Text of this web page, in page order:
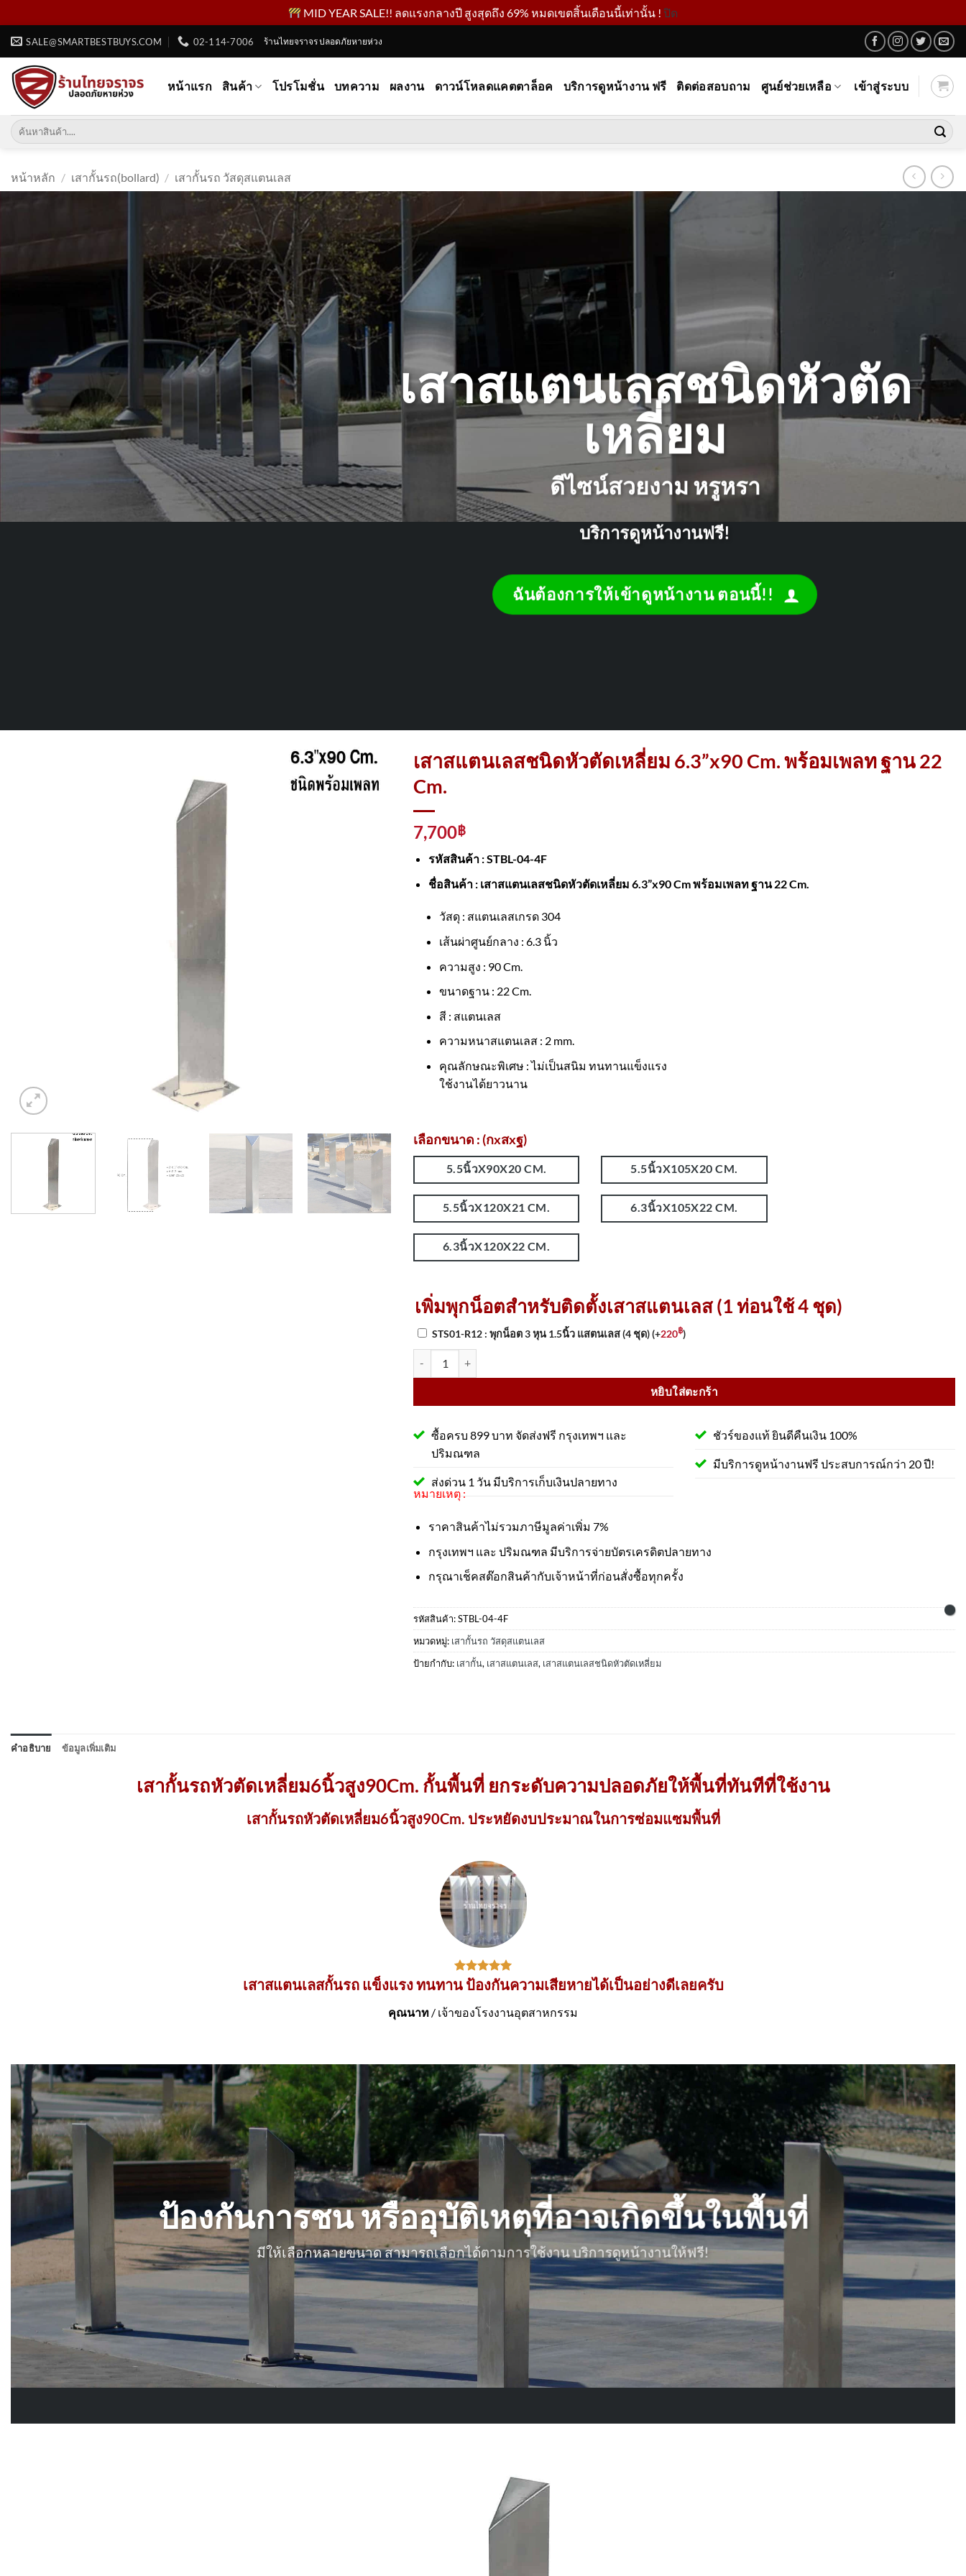
MID YEAR SALE!! ลดแรงกลางปี สูงสุดถึง 69% หมดเขตสิ้นเดือนนี้เท่านั้น !ปิด
ข้าม
เนื้อหา
SALE@SMARTBESTBUYS.COM 02-114-7006 ร้านไทยจราจร ปลอดภัยหายห่วง
หน้าแรก สินค้า โปรโมชั่น บทความ ผลงาน ดาวน์โหลดแคตตาล็อค บริการดูหน้างาน ฟรี ติดต่อสอบถาม ศูนย์ช่วยเหลือ เข้าสู่ระบบ
ค้นหา:
หน้าหลัก / เสากั้นรถ(bollard) / เสากั้นรถ วัสดุสแตนเลส
เสาสแตนเลสชนิดหัวตัด
เหลี่ยม
ดีไซน์สวยงาม หรูหรา
บริการดูหน้างานฟรี!
ฉันต้องการให้เข้าดูหน้างาน ตอนนี้!!
เสาสแตนเลสชนิดหัวตัดเหลี่ยม 6.3”x90 Cm. พร้อมเพลท ฐาน 22
Cm.
7,700฿
รหัสสินค้า : STBL-04-4F
ชื่อสินค้า : เสาสแตนเลสชนิดหัวตัดเหลี่ยม 6.3”x90 Cm พร้อมเพลท ฐาน 22 Cm.
วัสดุ : สแตนเลสเกรด 304
เส้นผ่าศูนย์กลาง : 6.3 นิ้ว
ความสูง : 90 Cm.
ขนาดฐาน : 22 Cm.
สี : สแตนเลส
ความหนาสแตนเลส : 2 mm.
คุณลักษณะพิเศษ : ไม่เป็นสนิม ทนทานแข็งแรง
ใช้งานได้ยาวนาน
เลือกขนาด : (กxสxฐ)
5.5นิ้วX90X20 CM.
5.5นิ้วX120X21 CM.
6.3นิ้วX120X22 CM.
5.5นิ้วX105X20 CM.
6.3นิ้วX105X22 CM.
เพิ่มพุกน็อตสำหรับติดตั้งเสาสแตนเลส (1 ท่อนใช้ 4 ชุด)
STS01-R12 : พุกน็อต 3 หุน 1.5นิ้ว แสตนเลส (4 ชุด)(+220฿)
หยิบใส่ตะกร้า
ซื้อครบ 899 บาท จัดส่งฟรี กรุงเทพฯ และ
ปริมณฑล
ส่งด่วน 1 วัน มีบริการเก็บเงินปลายทาง
ชัวร์ของแท้ ยินดีคืนเงิน 100%
มีบริการดูหน้างานฟรี ประสบการณ์กว่า 20 ปี!
หมายเหตุ :
ราคาสินค้าไม่รวมภาษีมูลค่าเพิ่ม 7%
กรุงเทพฯ และ ปริมณฑล มีบริการจ่ายบัตรเครดิตปลายทาง
กรุณาเช็คสต๊อกสินค้ากับเจ้าหน้าที่ก่อนสั่งซื้อทุกครั้ง
รหัสสินค้า:STBL-04-4F
หมวดหมู่: เสากั้นรถ วัสดุสแตนเลส
ป้ายกำกับ: เสากั้น, เสาสแตนเลส, เสาสแตนเลสชนิดหัวตัดเหลี่ยม
คำอธิบาย ข้อมูลเพิ่มเติม
เสากั้นรถหัวตัดเหลี่ยม6นิ้วสูง90Cm. กั้นพื้นที่ ยกระดับความปลอดภัยให้พื้นที่ทันทีที่ใช้งาน
เสากั้นรถหัวตัดเหลี่ยม6นิ้วสูง90Cm. ประหยัดงบประมาณในการซ่อมแซมพื้นที่
เสาสแตนเลสกั้นรถ แข็งแรง ทนทาน ป้องกันความเสียหายได้เป็นอย่างดีเลยครับ
คุณนาท / เจ้าของโรงงานอุตสาหกรรม
ป้องกันการชน หรืออุบัติเหตุที่อาจเกิดขึ้นในพื้นที่
มีให้เลือกหลายขนาด สามารถเลือกได้ตามการใช้งาน บริการดูหน้างานให้ฟรี!